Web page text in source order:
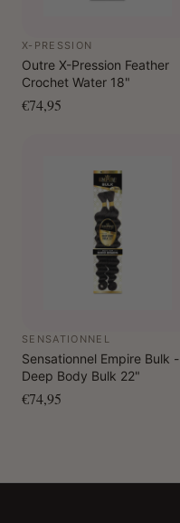
X-PRESSION
Outre X-Pression Feather
Crochet Water 18"
€74,95
SENSATIONNEL
Sensationnel Empire Bulk -
Deep Body Bulk 22"
€74,95